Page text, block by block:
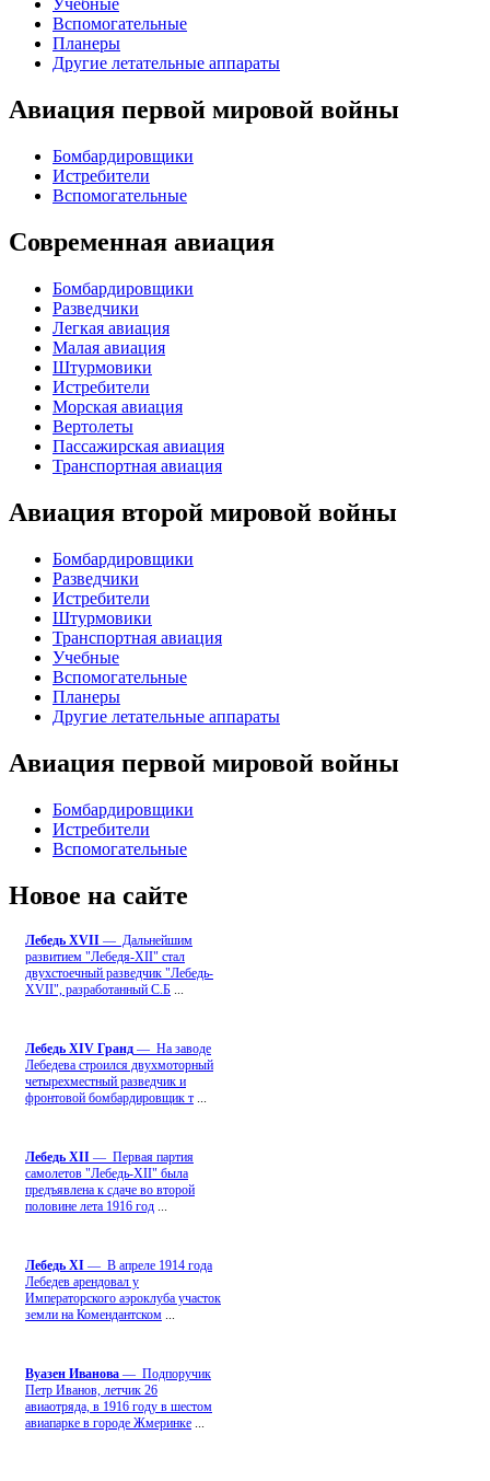
Учебные
Вспомогательные
Планеры
Другие летательные аппараты
Авиация первой мировой войны
Бомбардировщики
Истребители
Вспомогательные
Современная авиация
Бомбардировщики
Разведчики
Легкая авиация
Малая авиация
Штурмовики
Истребители
Морская авиация
Вертолеты
Пассажирская авиация
Транспортная авиация
Авиация второй мировой войны
Бомбардировщики
Разведчики
Истребители
Штурмовики
Транспортная авиация
Учебные
Вспомогательные
Планеры
Другие летательные аппараты
Авиация первой мировой войны
Бомбардировщики
Истребители
Вспомогательные
Новое на сайте
Лебедь ХVII — Дальнейшим
развитием "Лебедя-ХII" стал
двухстоечный разведчик "Лебедь-
XVII", разработанный С.Б
Лебедь ХIV Гранд — На заводе
Лебедева строился двухмоторный
четырехместный разведчик и
фронтовой бомбардировщик т
Лебедь ХII — Первая партия
самолетов "Лебедь-ХII" была
предъявлена к сдаче во второй
половине лета 1916 год
Лебедь ХI — В апреле 1914 года
Лебедев арендовал у
Императорского аэроклуба участок
земли на Комендантском
Вуазен Иванова — Подпоручик
Петр Иванов, летчик 26
авиаотряда, в 1916 году в шестом
авиапарке в городе Жмеринке